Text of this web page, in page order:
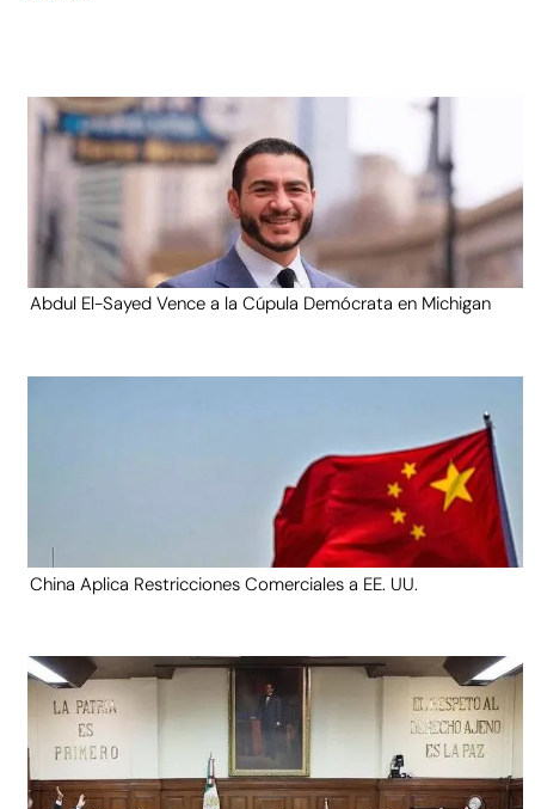
Abdul El-Sayed Vence a la Cúpula Demócrata en Michigan
China Aplica Restricciones Comerciales a EE. UU.